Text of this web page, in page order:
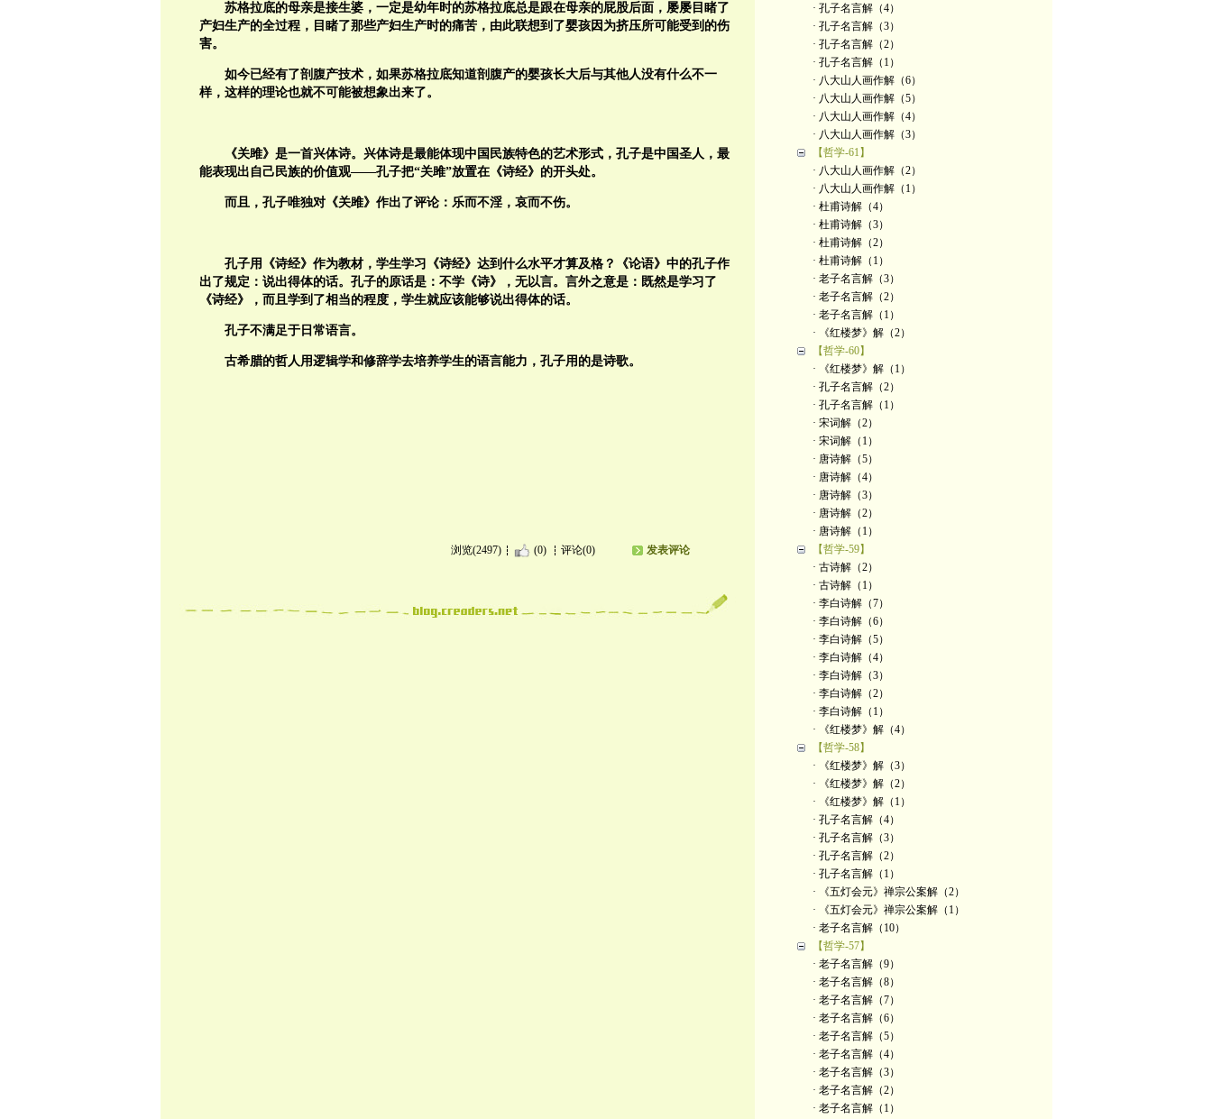
苏格拉底的母亲是接生婆，一定是幼年时的苏格拉底总是跟在母亲的屁股后面，屡屡目睹了
产妇生产的全过程，目睹了那些产妇生产时的痛苦，由此联想到了婴孩因为挤压所可能受到的伤
害。
如今已经有了剖腹产技术，如果苏格拉底知道剖腹产的婴孩长大后与其他人没有什么不一
样，这样的理论也就不可能被想象出来了。
《关雎》是一首兴体诗。兴体诗是最能体现中国民族特色的艺术形式，孔子是中国圣人，最
能表现出自己民族的价值观——孔子把“关雎”放置在《诗经》的开头处。
而且，孔子唯独对《关雎》作出了评论：乐而不淫，哀而不伤。
孔子用《诗经》作为教材，学生学习《诗经》达到什么水平才算及格？《论语》中的孔子作
出了规定：说出得体的话。孔子的原话是：不学《诗》，无以言。言外之意是：既然是学习了
《诗经》，而且学到了相当的程度，学生就应该能够说出得体的话。
孔子不满足于日常语言。
古希腊的哲人用逻辑学和修辞学去培养学生的语言能力，孔子用的是诗歌。
浏览(2497) (0) 评论(0) 发表评论
· 孔子名言解（4）
· 孔子名言解（3）
· 孔子名言解（2）
· 孔子名言解（1）
· 八大山人画作解（6）
· 八大山人画作解（5）
· 八大山人画作解（4）
· 八大山人画作解（3）
【哲学-61】
· 八大山人画作解（2）
· 八大山人画作解（1）
· 杜甫诗解（4）
· 杜甫诗解（3）
· 杜甫诗解（2）
· 杜甫诗解（1）
· 老子名言解（3）
· 老子名言解（2）
· 老子名言解（1）
· 《红楼梦》解（2）
【哲学-60】
· 《红楼梦》解（1）
· 孔子名言解（2）
· 孔子名言解（1）
· 宋词解（2）
· 宋词解（1）
· 唐诗解（5）
· 唐诗解（4）
· 唐诗解（3）
· 唐诗解（2）
· 唐诗解（1）
【哲学-59】
· 古诗解（2）
· 古诗解（1）
· 李白诗解（7）
· 李白诗解（6）
· 李白诗解（5）
· 李白诗解（4）
· 李白诗解（3）
· 李白诗解（2）
· 李白诗解（1）
· 《红楼梦》解（4）
【哲学-58】
· 《红楼梦》解（3）
· 《红楼梦》解（2）
· 《红楼梦》解（1）
· 孔子名言解（4）
· 孔子名言解（3）
· 孔子名言解（2）
· 孔子名言解（1）
· 《五灯会元》禅宗公案解（2）
· 《五灯会元》禅宗公案解（1）
· 老子名言解（10）
【哲学-57】
· 老子名言解（9）
· 老子名言解（8）
· 老子名言解（7）
· 老子名言解（6）
· 老子名言解（5）
· 老子名言解（4）
· 老子名言解（3）
· 老子名言解（2）
· 老子名言解（1）